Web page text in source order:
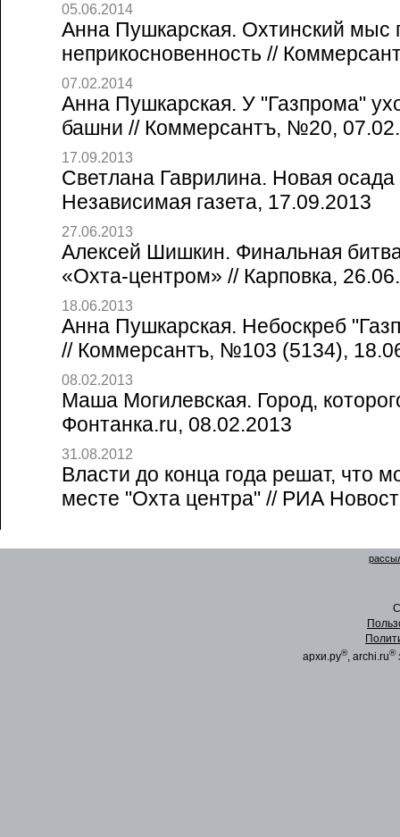
05.06.2014
Анна Пушкарская. Охтинский мыс
неприкосновенность //
07.02.2014
Анна Пушкарская. У "Газпрома"
башни // Коммерсантъ, №20,
17.09.2013
Светлана Гаврилина. Новая
Независимая газета, 17.09.2013
27.06.2013
Алексей Шишкин. Финальная
«Охта-центром» // Карповка,
18.06.2013
Анна Пушкарская. Небоскреб
// Коммерсантъ, №103 (5134),
08.02.2013
Маша Могилевская. Город,
Фонтанка.ru, 08.02.2013
31.08.2012
Власти до конца года решат, что
месте "Охта центра" // РИА
архи.ру®, archi.ru®